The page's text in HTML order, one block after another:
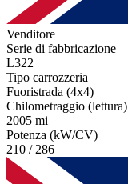
Venditore
Serie di fabbricazione
L322
Tipo carrozzeria
Fuoristrada (4x4)
Chilometraggio (lettura)
2005 mi
Potenza (kW/CV)
210 / 286